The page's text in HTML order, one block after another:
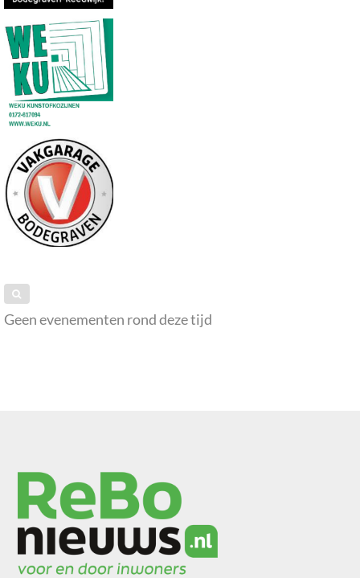
Geen evenementen rond deze tijd